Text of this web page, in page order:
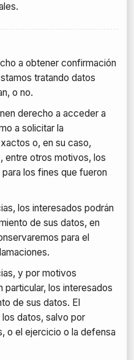
a obtener confirmación
tratando datos
o no.
derecho a acceder a
a solicitar la
o, en su caso,
entre otros motivos, los
los fines que fueron
los interesados podrán
de sus datos, en
para el
y por motivos
particular, los interesados
de sus datos. El
los datos, salvo por
o el ejercicio o la defensa